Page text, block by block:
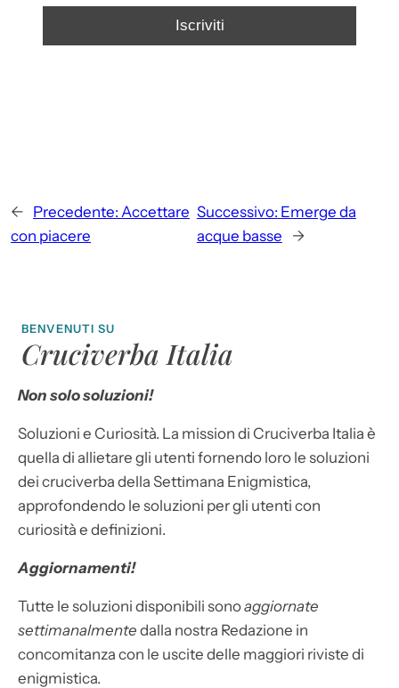
← Precedente: Accettare
con piacere
Successivo: Emerge da
acque basse
→
BENVENUTI SU
Cruciverba Italia
Non solo soluzioni!
Soluzioni e Curiosità. La mission di Cruciverba Italia è
quella di allietare gli utenti fornendo loro le soluzioni
dei cruciverba della Settimana Enigmistica,
approfondendo le soluzioni per gli utenti con
curiosità e definizioni.
Aggiornamenti!
Tutte le soluzioni disponibili sonoaggiornate
settimanalmente dalla nostra Redazione in
concomitanza con le uscite delle maggiori riviste di
enigmistica.